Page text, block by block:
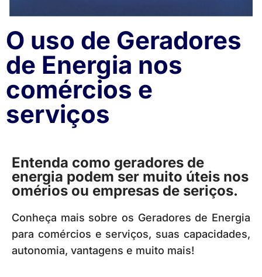
O uso de Geradores
de Energia nos
comércios e
serviços
Entenda como geradores de
energia podem ser muito úteis nos
omérios ou empresas de seriços.
Conheça mais sobre os Geradores de Energia
para comércios e serviços, suas capacidades,
autonomia, vantagens e muito mais!